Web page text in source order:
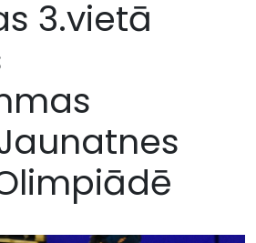
3.vietā